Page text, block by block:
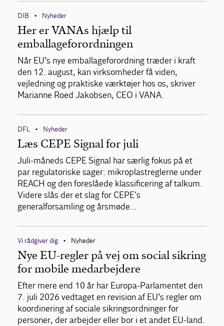
DIB • Nyheder
Her er VANAs hjælp til
emballageforordningen
Når EU’s nye emballageforordning træder i kraft
den 12. august, kan virksomheder få viden,
vejledning og praktiske værktøjer hos os, skriver
Marianne Roed Jakobsen, CEO i VANA.
DFL • Nyheder
Læs CEPE Signal for juli
Juli-måneds CEPE Signal har særlig fokus på et
par regulatoriske sager: mikroplastreglerne under
REACH og den foreslåede klassificering af talkum.
Videre slås der et slag for CEPE's
generalforsamling og årsmøde…
Vi rådgiver dig • Nyheder
Nye EU-regler på vej om social sikring
for mobile medarbejdere
Efter mere end 10 år har Europa-Parlamentet den
7. juli 2026 vedtaget en revision af EU’s regler om
koordinering af sociale sikringsordninger for
personer, der arbejder eller bor i et andet EU-land.